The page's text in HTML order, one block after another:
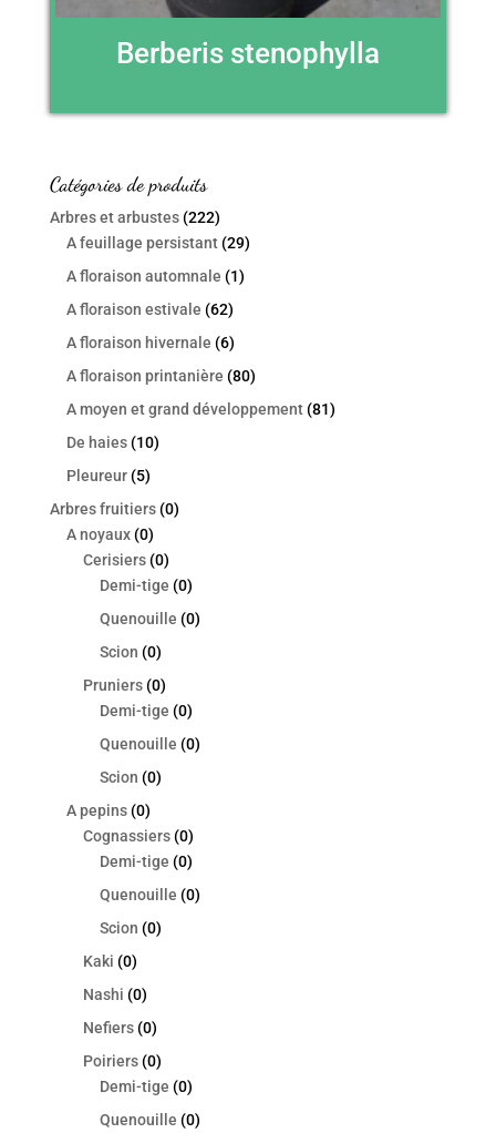
Berberis stenophylla
Catégories de produits
Arbres et arbustes (222)
A feuillage persistant (29)
A floraison automnale (1)
A floraison estivale (62)
A floraison hivernale (6)
A floraison printanière (80)
A moyen et grand développement (81)
De haies (10)
Pleureur (5)
Arbres fruitiers (0)
A noyaux (0)
Cerisiers (0)
Demi-tige (0)
Quenouille (0)
Scion (0)
Pruniers (0)
Demi-tige (0)
Quenouille (0)
Scion (0)
A pepins (0)
Cognassiers (0)
Demi-tige (0)
Quenouille (0)
Scion (0)
Kaki (0)
Nashi (0)
Nefiers (0)
Poiriers (0)
Demi-tige (0)
Quenouille (0)